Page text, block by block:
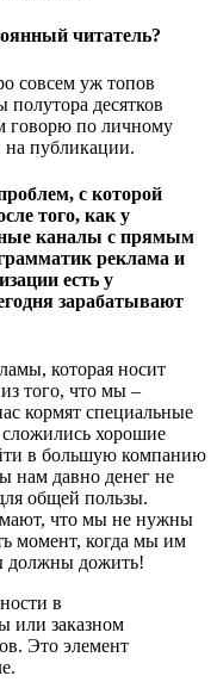
читатель?
совсем уж топов
полутора десятков
говорю по личному
на публикации.
с которой
того, как у
каналы с прямым
реклама и
есть у
зарабатывают
которая носит
того, что мы –
кормят специальные
хорошие
в большую компанию
нам давно денег не
общей пользы.
что мы не нужны
момент, когда мы им
должны дожить!
в
или заказном
Это элемент